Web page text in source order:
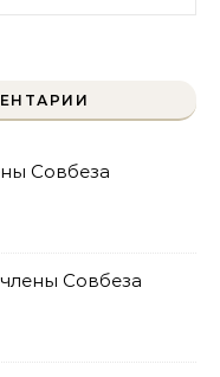
Совбеза
Совбеза